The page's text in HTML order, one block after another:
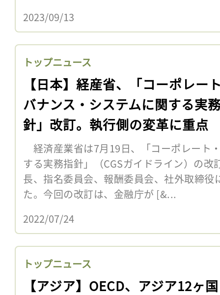
2023/09/13
トップニュース
【日本】経産省、「コーポレー
バナンス・システムに関する実
針」改訂。執行側の変革に重点
経済産業省は7月19日、「コーポレート
する実務指針」（CGSガイドライン）の
長、指名委員会、報酬委員会、社外取締役
た。今回の改訂は、金融庁が [&...
2022/07/24
トップニュース
【アジア】OECD、アジア12ヶ